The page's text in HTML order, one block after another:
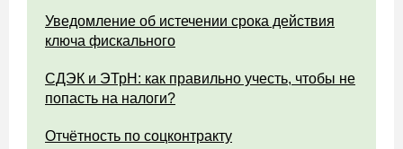
Уведомление об истечении срока действия
ключа фискального
СДЭК и ЭТрН: как правильно учесть, чтобы не
попасть на налоги?
Отчётность по соцконтракту